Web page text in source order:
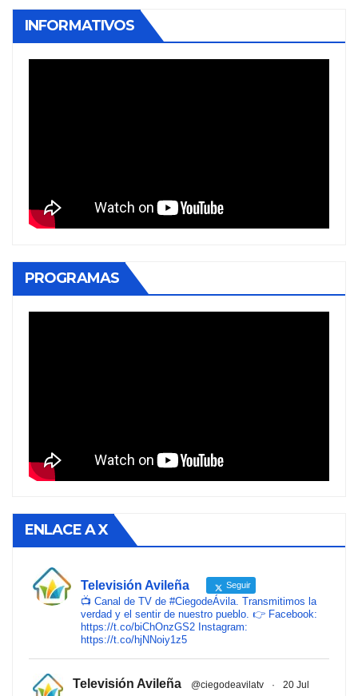
INFORMATIVOS
PROGRAMAS
ENLACE A X
Televisión Avileña Seguir
📺 Canal de TV de #CiegodeÁvila. Transmitimos la
verdad y el sentir de nuestro pueblo. 👉 Facebook:
https://t.co/biChOnzGS2 Instagram:
https://t.co/hjNNoiy1z5
Televisión Avileña @ciegodeavilatv · 20 Jul